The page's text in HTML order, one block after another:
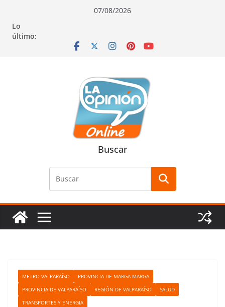
contenido
navegación
contenido
07/08/2026
Lo
último:
Buscar
METRO VALPARAÍSO
PROVINCIA DE MARGA-MARGA
PROVINCIA DE VALPARAÍSO
REGIÓN DE VALPARAÍSO
SALUD
TRANSPORTES Y ENERGIA